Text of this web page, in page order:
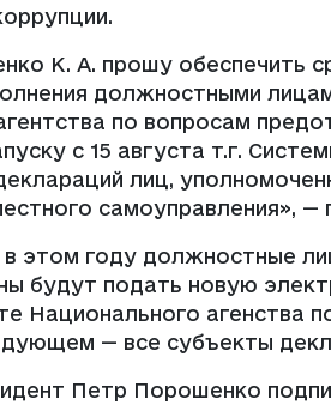
К. А. прошу обеспечить
должностными
по вопросам
с 15 августа т.г.
лиц,
самоуправления», —
этом году должностные
будут подать новую
Национального агенства
— все субъекты
Петр Порошенко